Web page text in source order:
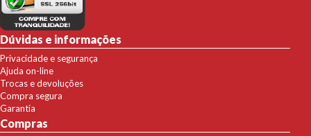
Dúvidas e informações
Privacidade e segurança
Ajuda on-line
Trocas e devoluções
Compra segura
Garantia
Compras